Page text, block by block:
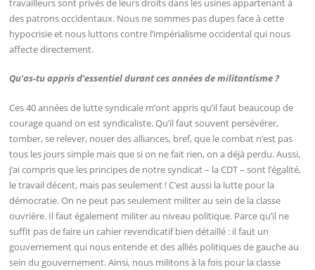
des patrons occidentaux. Nous ne sommes pas dupes face à cette
hypocrisie et nous luttons contre l’impérialisme occidental qui nous
affecte directement.
Qu’as-tu appris d’essentiel durant ces années de militantisme ?
Ces 40 années de lutte syndicale m’ont appris qu’il faut beaucoup de
courage quand on est syndicaliste. Qu’il faut souvent persévérer,
tomber, se relever, nouer des alliances, bref, que le combat n’est pas
tous les jours simple mais que si on ne fait rien, on a déjà perdu. Aussi,
j’ai compris que les principes de notre syndicat – la CDT – sont l’égalité,
le travail décent, mais pas seulement ! C’est aussi la lutte pour la
démocratie. On ne peut pas seulement militer au sein de la classe
ouvrière. Il faut également militer au niveau politique. Parce qu’il ne
suffit pas de faire un cahier revendicatif bien détaillé : il faut un
gouvernement qui nous entende et des alliés politiques de gauche au
sein du gouvernement. Ainsi, nous militons à la fois pour la classe